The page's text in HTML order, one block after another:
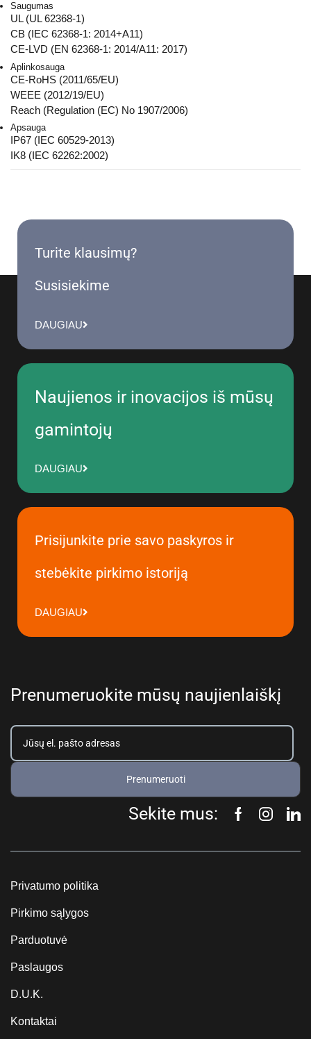
Saugumas
UL (UL 62368-1)
CB (IEC 62368-1: 2014+A11)
CE-LVD (EN 62368-1: 2014/A11: 2017)
Aplinkosauga
CE-RoHS (2011/65/EU)
WEEE (2012/19/EU)
Reach (Regulation (EC) No 1907/2006)
Apsauga
IP67 (IEC 60529-2013)
IK8 (IEC 62262:2002)
Turite klausimų?
Susisiekime
DAUGIAU
Naujienos ir inovacijos iš mūsų
gamintojų
DAUGIAU
Prisijunkite prie savo paskyros ir
stebėkite pirkimo istoriją
DAUGIAU
Prenumeruokite mūsų naujienlaiškį
Prenumeruoti
Sekite mus:
Privatumo politika
Pirkimo sąlygos
Parduotuvė
Paslaugos
D.U.K.
Kontaktai